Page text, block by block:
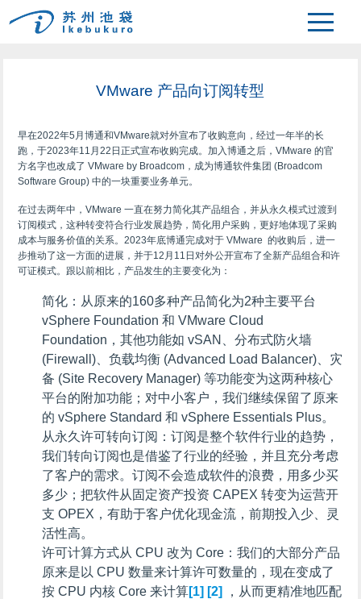
主页 >新闻中心
VMware 产品向订阅转型
早在2022年5月博通和VMware就对外宣布了收购意向，经过一年半的长
跑，于2023年11月22日正式宣布收购完成。加入博通之后，VMware 的官
方名字也改成了 VMware by Broadcom，成为博通软件集团 (Broadcom
Software Group) 中的一块重要业务单元。
在过去两年中，VMware 一直在努力简化其产品组合，并从永久模式过渡到
订阅模式，这种转变符合行业发展趋势，简化用户采购，更好地体现了采购
成本与服务价值的关系。2023年底博通完成对于 VMware 的收购后，进一
步推动了这一方面的进展，并于12月11日对外公开宣布了全新产品组合和许
可证模式。跟以前相比，产品发生的主要变化为：
简化 ：从原来的160多种产品简化为2种主要平台
vSphere Foundation 和 VMware Cloud
Foundation，其他功能如 vSAN、分布式防火墙
(Firewall)、负载均衡 (Advanced Load Balancer)、灾
备 (Site Recovery Manager) 等功能变为这两种核心
平台的附加功能；对中小客户，我们继续保留了原来
的 vSphere Standard 和 vSphere Essentials Plus。
从永久许可转向订阅 ：订阅是整个软件行业的趋势，
我们转向订阅也是借鉴了行业的经验，并且充分考虑
了客户的需求。订阅不会造成软件的浪费，用多少买
多少；把软件从固定资产投资 CAPEX 转变为运营开
支 OPEX，有助于客户优化现金流，前期投入少、灵
活性高。
许可计算方式从 CPU 改为 Core ：我们的大部分产品
原来是以 CPU 数量来计算许可数量的，现在变成了
按 CPU 内核 Core 来计算[1] [2]
，从而更精准地匹配